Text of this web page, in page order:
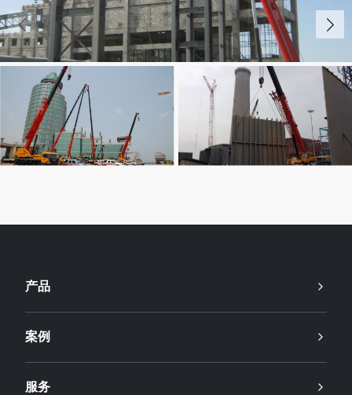
产品
案例
服务